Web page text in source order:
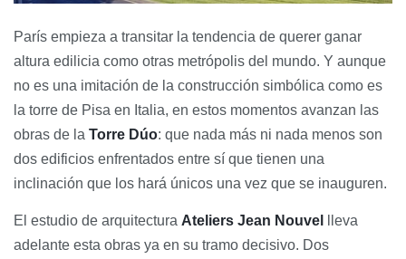
París empieza a transitar la tendencia de querer ganar
altura edilicia como otras metrópolis del mundo. Y aunque
no es una imitación de la construcción simbólica como es
la torre de Pisa en Italia, en estos momentos avanzan las
obras de la Torre Dúo: que nada más ni nada menos son
dos edificios enfrentados entre sí que tienen una
inclinación que los hará únicos una vez que se inauguren.
El estudio de arquitectura Ateliers Jean Nouvel
lleva
adelante esta obras ya en su tramo decisivo. Dos